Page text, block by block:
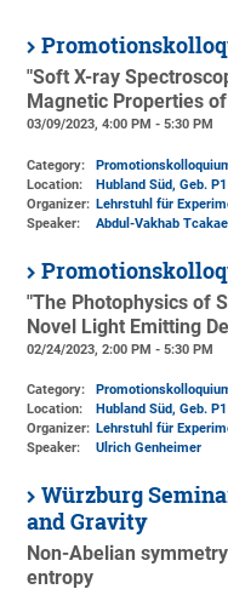
"Soft X-ray
Magnetic Properties
03/09/2023, 4:00 PM - 5:30 PM
Category:
Location:
Hubland Süd, Geb.
Organizer: Lehrstuhl für
Speaker:
Abdul-Vakhab
"The Photophysics of
Novel Light Emitting
02/24/2023, 2:00 PM - 5:30 PM
Category:
Location:
Hubland Süd, Geb.
Organizer: Lehrstuhl für
Speaker:
Ulrich Genheimer
Würzburg
and Gravity
Non-Abelian
entropy